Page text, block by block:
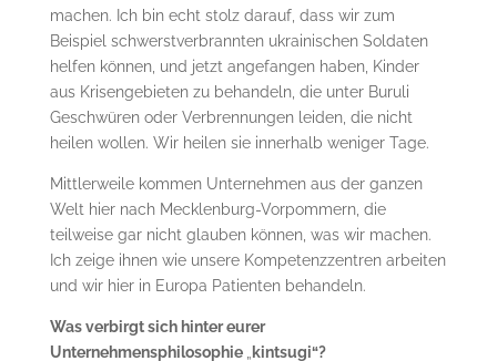
machen. Ich bin echt stolz darauf, dass wir zum
Beispiel schwerstverbrannten ukrainischen Soldaten
helfen können, und jetzt angefangen haben, Kinder
aus Krisengebieten zu behandeln, die unter Buruli
Geschwüren oder Verbrennungen leiden, die nicht
heilen wollen. Wir heilen sie innerhalb weniger Tage.
Mittlerweile kommen Unternehmen aus der ganzen
Welt hier nach Mecklenburg-Vorpommern, die
teilweise gar nicht glauben können, was wir machen.
Ich zeige ihnen wie unsere Kompetenzzentren arbeiten
und wir hier in Europa Patienten behandeln.
Was verbirgt sich hinter eurer
Unternehmensphilosophie kintsugi“?